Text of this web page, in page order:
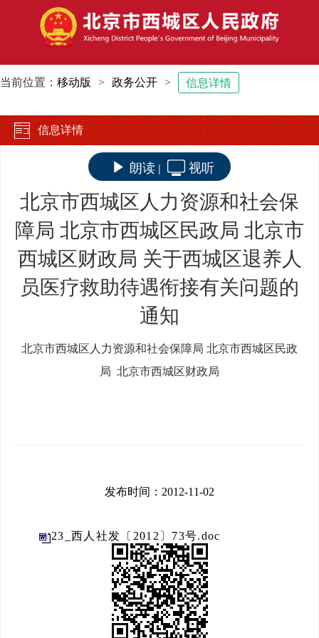
当前位置： 移动版 > 政务公开 > 信息详情
信息详情
朗读 | 视听
北京市西城区人力资源和社会保
障局 北京市西城区民政局 北京市
西城区财政局 关于西城区退养人
员医疗救助待遇衔接有关问题的
通知
北京市西城区人力资源和社会保障局 北京市西城区民政
局 北京市西城区财政局
发布时间：2012-11-02
23_西人社发〔2012〕73号.doc